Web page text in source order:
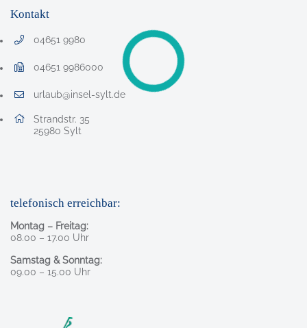
Kontakt
04651 9980
Telefonnummer: 0 4 6 5 1 9 9 8 0
04651 9986000
Faxnummer: 0 4 6 5 1 9 9 8 6 0 0 0
urlaub@insel-sylt.de
E-Mail Adresse: urlaub@insel-sylt.de
Adresse:
Strandstr. 35
25980 , 2 5 9 8 0
Sylt
telefonisch erreichbar:
Montag – Freitag:
08.00 – 17.00 Uhr
Samstag & Sonntag:
09.00 – 15.00 Uhr